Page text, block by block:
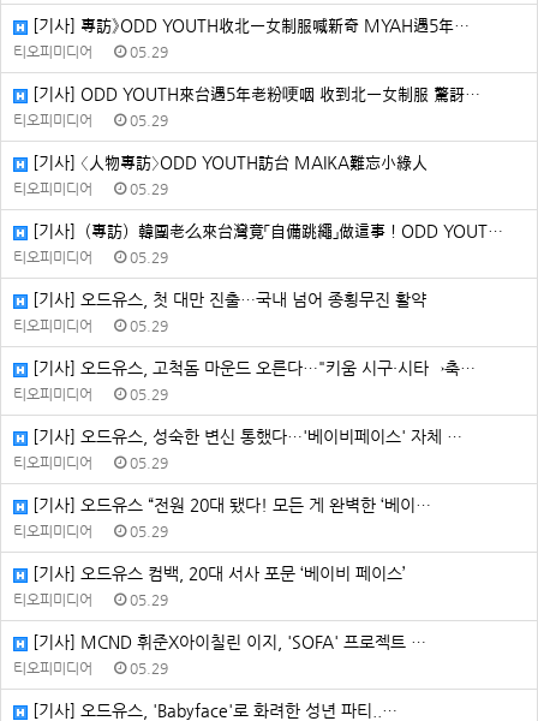
[기사] 專訪》ODD YOUTH收北一女制服喊新奇 MYAH遇5年…
티오피미디어 05.29
[기사] ODD YOUTH來台遇5年老粉哽咽 收到北一女制服 驚訝…
티오피미디어 05.29
[기사] 〈人物專訪〉ODD YOUTH訪台 MAIKA難忘小綠人
티오피미디어 05.29
[기사]（專訪）韓團老么來台灣竟「自備跳繩」做這事！ODD YOUT…
티오피미디어 05.29
[기사] 오드유스, 첫 대만 진출…국내 넘어 종횡무진 활약
티오피미디어 05.29
[기사] 오드유스, 고척돔 마운드 오른다…"키움 시구·시타→축…
티오피미디어 05.29
[기사] 오드유스, 성숙한 변신 통했다…'베이비페이스' 자체 …
티오피미디어 05.29
[기사] 오드유스 “전원 20대 됐다! 모든 게 완벽한 ‘베이…
티오피미디어 05.29
[기사] 오드유스 컴백, 20대 서사 포문 ‘베이비 페이스’
티오피미디어 05.29
[기사] MCND 휘준X아이칠린 이지, 'SOFA' 프로젝트 …
티오피미디어 05.29
[기사] 오드유스, 'Babyface'로 화려한 성년 파티..…